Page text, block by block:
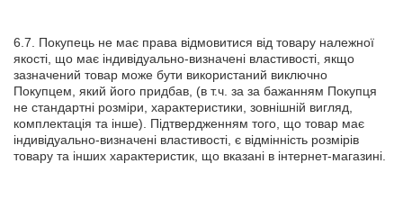
6.7. Покупець не має права відмовитися від товару належної
якості, що має індивідуально-визначені властивості, якщо
зазначений товар може бути використаний виключно
Покупцем, який його придбав, (в т.ч. за за бажанням Покупця
не стандартні розміри, характеристики, зовнішній вигляд,
комплектація та інше). Підтвердженням того, що товар має
індивідуально-визначені властивості, є відмінність розмірів
товару та інших характеристик, що вказані в інтернет-магазині.